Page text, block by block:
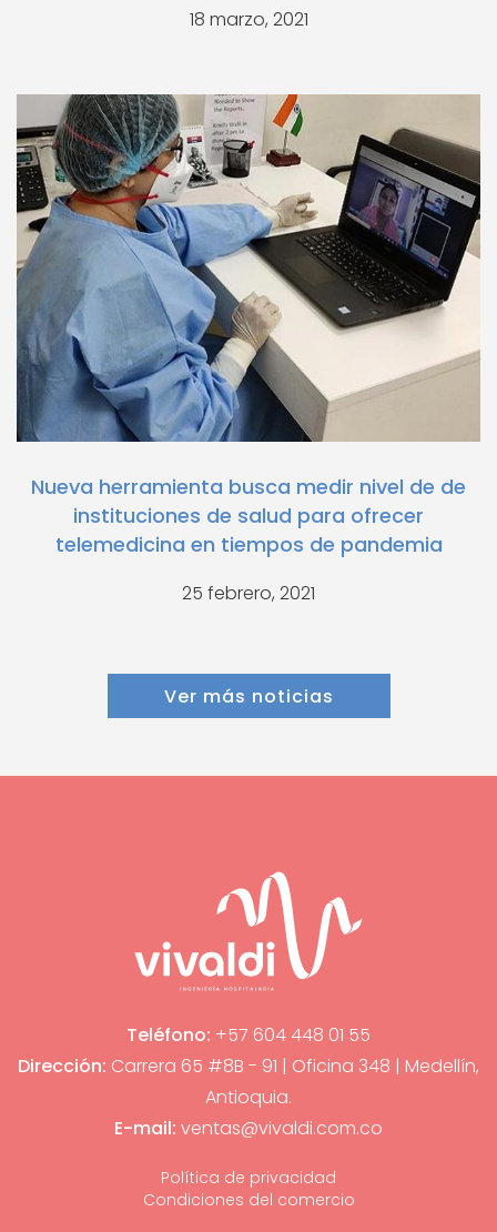
18 marzo, 2021
Nueva herramienta busca medir nivel de de
instituciones de salud para ofrecer
telemedicina en tiempos de pandemia
25 febrero, 2021
Ver más noticias
Teléfono: +57 604 448 01 55
Dirección: Carrera 65 #8B - 91 | Oficina 348 | Medellín,
Antioquia.
E-mail: ventas@vivaldi.com.co
Política de privacidad
Condiciones del comercio